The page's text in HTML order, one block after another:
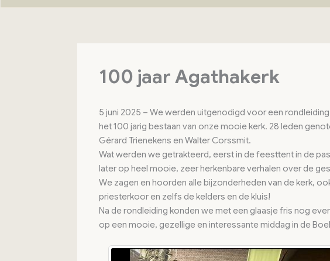
100 jaar Agathakerk
5 juni 2025 – We werden uitgenodigd voor een
het 100 jarig bestaan van onze mooie kerk. 28 leden
Gérard Trienekens en Walter Corssmit.
Wat werden we getrakteerd, eerst in de feesttent in de
later op heel mooie, zeer herkenbare verhalen over de
We zagen en hoorden alle bijzonderheden van de kerk,
priesterkoor en zelfs de kelders en de kluis!
Na de rondleiding konden we met een glaasje fris nog
op een mooie, gezellige en interessante middag in de